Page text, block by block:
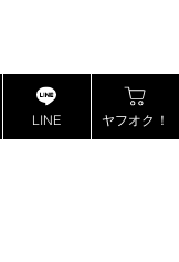
LINE ヤフオク！